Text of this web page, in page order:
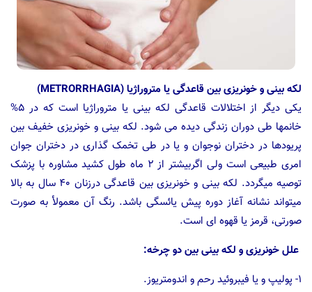
لکه بینی و خونریزی بین قاعدگی یا متروراژیا (METRORRHAGIA)
یکی دیگر از اختلالات قاعدگی لکه بینی یا متروراژیا است که در ۵%
خانمها طی دوران زندگی دیده می شود. لکه بینی و خونریزی خفیف بین
پریودها در دختران نوجوان و یا در طی تخمک گذاری در دختران جوان
امری طبیعی است ولی اگربیشتر از ۲ ماه طول کشید مشاوره با پزشک
توصیه میگردد. لکه بینی و خونریزی بین قاعدگی درزنان ۴۰ سال به بالا
میتواند نشانه آغاز دوره پیش یائسگی باشد. رنگ آن معمولأ به صورت
صورتی، قرمز یا قهوه ای است.
علل خونریزی و لکه بینی بین دو چرخه:
۱- پولیپ و یا فیبروئید رحم و اندومتریوز.